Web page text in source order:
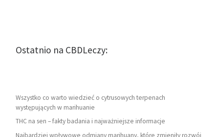
Ostatnio na CBDLeczy:
Wszystko co warto wiedzieć o cytrusowych terpenach
występujących w marihuanie
THC na sen – fakty badania i najważniejsze informacje
Najbardziej wpływowe odmiany marihuany, które zmieniły rozwój